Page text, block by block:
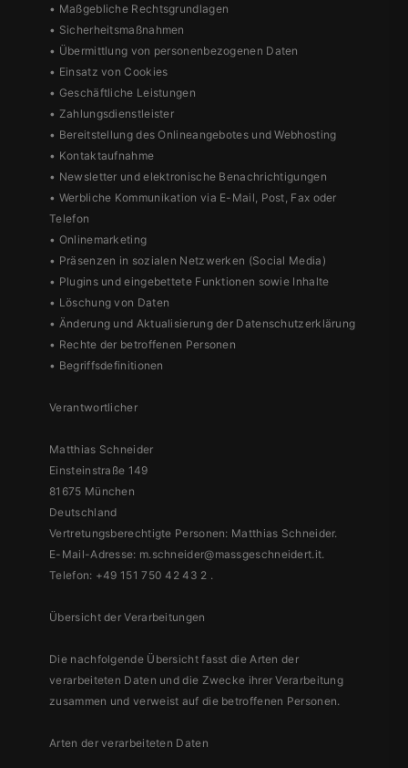
• Maßgebliche Rechtsgrundlagen
• Sicherheitsmaßnahmen
• Übermittlung von personenbezogenen Daten
• Einsatz von Cookies
• Geschäftliche Leistungen
• Zahlungsdienstleister
• Bereitstellung des Onlineangebotes und Webhosting
• Kontaktaufnahme
• Newsletter und elektronische Benachrichtigungen
• Werbliche Kommunikation via E-Mail, Post, Fax oder
Telefon
• Onlinemarketing
• Präsenzen in sozialen Netzwerken (Social Media)
• Plugins und eingebettete Funktionen sowie Inhalte
• Löschung von Daten
• Änderung und Aktualisierung der Datenschutzerklärung
• Rechte der betroffenen Personen
• Begriffsdefinitionen
Verantwortlicher
Matthias Schneider
Einsteinstraße 149
81675 München
Deutschland
Vertretungsberechtigte Personen: Matthias Schneider.
E-Mail-Adresse: m.schneider@massgeschneidert.it.
Telefon: +49 151 750 42 43 2 .
Übersicht der Verarbeitungen
Die nachfolgende Übersicht fasst die Arten der
verarbeiteten Daten und die Zwecke ihrer Verarbeitung
zusammen und verweist auf die betroffenen Personen.
Arten der verarbeiteten Daten